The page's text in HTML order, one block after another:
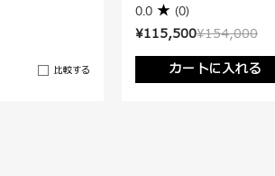
比較する
¥154,000
¥115,500
カートに入れる
0.0 (0)